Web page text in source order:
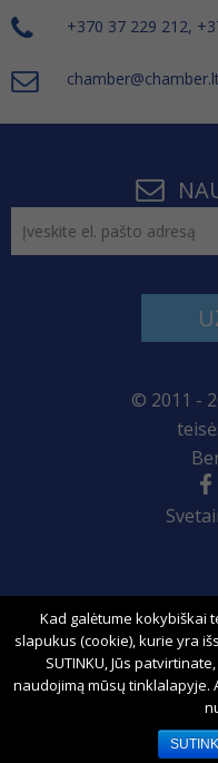
+370 37 229 212,
chamber@chamber.lt
© 2011 -
Kad galėtume kokybiškai
slapukus (cookie), kurie yra
SUTINKU, Jūs
naudojimą mūsų tinklalapyje.